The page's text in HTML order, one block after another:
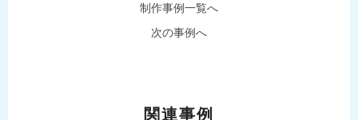
制作事例一覧へ
次の事例へ
関連事例